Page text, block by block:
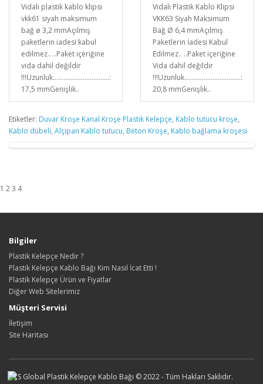
Vidalı plastik kablo klipsi
vkk61 siyah maksimum
bağ ø 3,2 mmAçılmış
paketlerin iadesi kabul
edilmez.. ..Paket içeriğine
vida dahil değildir
!!!Uzunluk................................:
17,5 mmGenişlik..
Vidalı Plastik Kablo Klipsi
VKK63 Siyah Maksimum
Bağ Ø 6,4 mmAçılmış
Paketlerin İadesi Kabul
Edilmez.. ..Paket içeriğine
Vida dahil değildir
!!!Uzunluk................................:
20,8 mmGenişlik..
Etiketler: Duvar Kroşe Kanal Kroşe Plastik Kelepçe, Kablo tutucu kroşe,
Kablo dübeli, Alçıpan Kablo tutucu, Beton Kroşe, Kablo bağlama kroşesi
1 2 3 4
Bilgiler
Plastik Kelepçe Nedir ?
Plastik Kelepçe Kablo Bağı Kim Nasıl İcat Etti !
Plastik Kelepçe Ürün ve Fiyatlar
Diğer Web Sitelerimiz
Müşteri Servisi
İletişim
Site Haritası
ATS Global Plastik Kelepçe Kablo Bağı © 2022 - Tüm Hakları Saklıdır.